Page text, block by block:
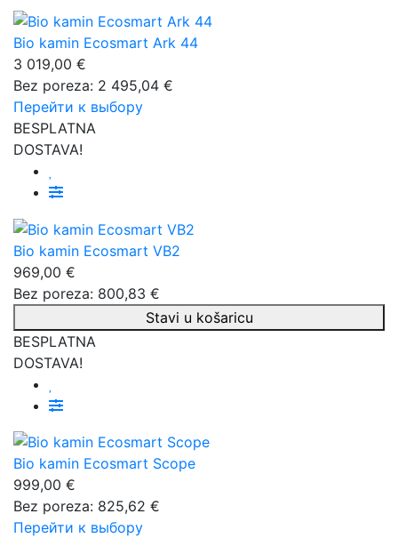
Bio kamin Ecosmart Ark 44
3 019,00 €
Bez poreza: 2 495,04 €
Перейти к выбору
BESPLATNA
DOSTAVA!
Bio kamin Ecosmart VB2
969,00 €
Bez poreza: 800,83 €
Stavi u košaricu
BESPLATNA
DOSTAVA!
Bio kamin Ecosmart Scope
999,00 €
Bez poreza: 825,62 €
Перейти к выбору